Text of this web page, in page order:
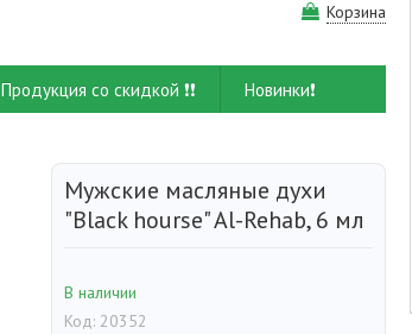
Корзина
Продукция со скидкой ❗❗ Новинки❗
Мужские масляные духи
"Black hourse" Al-Rehab, 6 мл
В наличии
Код: 20352